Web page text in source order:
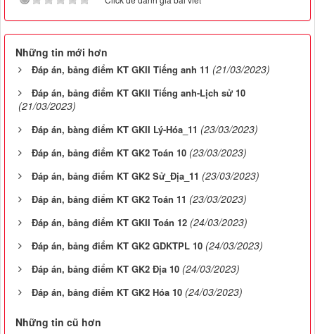
Những tin mới hơn
Đáp án, bảng điểm KT GKII Tiếng anh 11 (21/03/2023)
Đáp án, bảng điểm KT GKII Tiếng anh-Lịch sử 10
(21/03/2023)
Đáp án, bàng điểm KT GKII Lý-Hóa_11 (23/03/2023)
Đáp án, bảng điểm KT GK2 Toán 10 (23/03/2023)
Đáp án, bảng điểm KT GK2 Sử_Địa_11 (23/03/2023)
Đáp án, bảng điểm KT GK2 Toán 11 (23/03/2023)
Đáp án, bảng điểm KT GKII Toán 12 (24/03/2023)
Đáp án, bảng điểm KT GK2 GDKTPL 10 (24/03/2023)
Đáp án, bảng điểm KT GK2 Địa 10 (24/03/2023)
Đáp án, bảng điểm KT GK2 Hóa 10 (24/03/2023)
Những tin cũ hơn